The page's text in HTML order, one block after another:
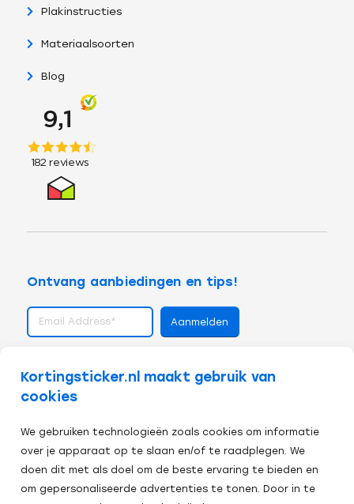
Kortingsticker.nl maakt gebruik van
cookies
We gebruiken technologieën zoals cookies om informatie
over je apparaat op te slaan en/of te raadplegen. We
doen dit met als doel om de beste ervaring te bieden en
om gepersonaliseerde advertenties te tonen. Door in te
Plakinstructies
Materiaalsoorten
Blog
Ontvang aanbiedingen en tips!